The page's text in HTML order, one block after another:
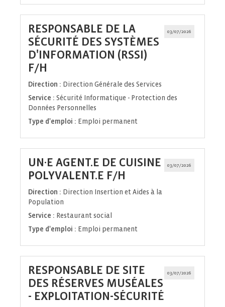
03/07/2026
RESPONSABLE DE LA
SÉCURITÉ DES SYSTÈMES
D'INFORMATION (RSSI)
F/H
fenêtre)
Direction : Direction Générale des Services
Service : Sécurité Informatique - Protection des
Données Personnelles
Type d'emploi : Emploi permanent
03/07/2026
UN·E AGENT.E DE CUISINE
POLYVALENT.E F/H
fenêtre)
Direction : Direction Insertion et Aides à la
Population
Service : Restaurant social
Type d'emploi : Emploi permanent
03/07/2026
RESPONSABLE DE SITE
DES RÉSERVES MUSÉALES
- EXPLOITATION-SÉCURITÉ